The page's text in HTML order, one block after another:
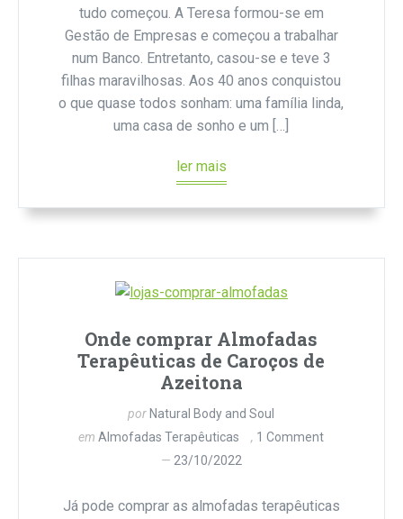
tudo começou. A Teresa formou-se em
Gestão de Empresas e começou a trabalhar
num Banco. Entretanto, casou-se e teve 3
filhas maravilhosas. Aos 40 anos conquistou
o que quase todos sonham: uma família linda,
uma casa de sonho e um […]
ler mais
Onde comprar Almofadas
Terapêuticas de Caroços de
Azeitona
por Natural Body and Soul
emAlmofadas Terapêuticas
1 Comment
23/10/2022
Já pode comprar as almofadas terapêuticas